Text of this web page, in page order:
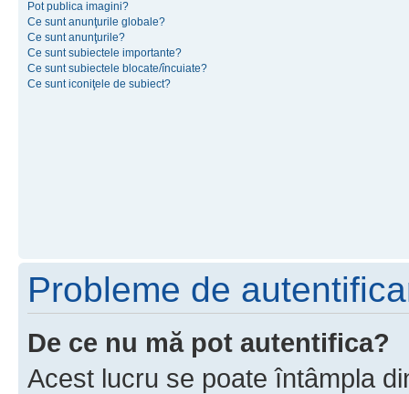
Pot publica imagini?
Ce sunt anunţurile globale?
Ce sunt anunţurile?
Ce sunt subiectele importante?
Ce sunt subiectele blocate/încuiate?
Ce sunt iconiţele de subiect?
Probleme de
De ce nu mă pot autentifica?
Acest lucru se poate întâmpla